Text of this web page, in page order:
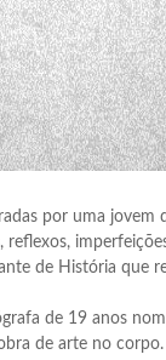
por uma
de História que
de 19 anos
de arte no